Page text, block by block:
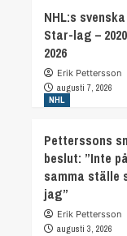
NHL:s
Star-lag –
2026
Erik Pettersson
augusti 7, 2026
NHL
Petterssons
beslut: ”Inte på
samma ställe
jag”
Erik Pettersson
augusti 3, 2026